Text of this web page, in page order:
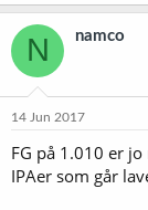
N namco
14 Jun 2017
FG på 1.010 er
IPAer som går